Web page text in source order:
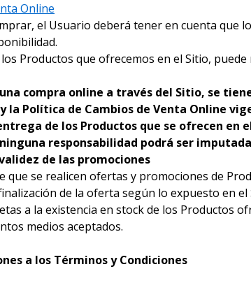
Online
el Usuario deberá tener en cuenta que
Productos que ofrecemos en el Sitio,
compra online a través del Sitio, se
la Política de Cambios de Venta Online
de los Productos que se ofrecen en
responsabilidad podrá ser
de las promociones
que se realicen ofertas y promociones de
de la oferta según lo expuesto en
a la existencia en stock de los Productos
medios aceptados.
a los Términos y Condiciones